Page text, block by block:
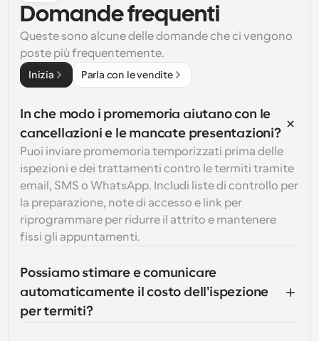
Domande frequenti
Queste sono alcune delle domande che ci vengono
poste più frequentemente.
Inizia Parla con le vendite
In che modo i promemoria aiutano con le
cancellazioni e le mancate presentazioni?
Puoi inviare promemoria temporizzati prima delle
ispezioni e dei trattamenti contro le termiti tramite
email, SMS o WhatsApp. Includi liste di controllo per
la preparazione, note di accesso e link per
riprogrammare per ridurre il attrito e mantenere
fissi gli appuntamenti.
Possiamo stimare e comunicare
automaticamente il costo dell'ispezione
per termiti?